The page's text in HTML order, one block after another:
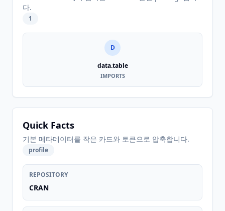
다.
1
D
data.table
IMPORTS
Quick Facts
기본 메타데이터를 작은 카드와 토큰으로 압축합니다.
profile
REPOSITORY
CRAN